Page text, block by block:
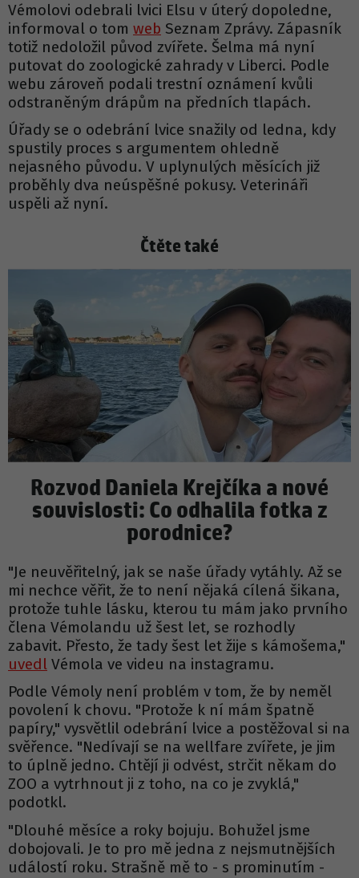
Vémolovi odebrali lvici Elsu v úterý dopoledne,
informoval o tom web Seznam Zprávy. Zápasník
totiž nedoložil původ zvířete. Šelma má nyní
putovat do zoologické zahrady v Liberci. Podle
webu zároveň podali trestní oznámení kvůli
odstraněným drápům na předních tlapách.
Úřady se o odebrání lvice snažily od ledna, kdy
spustily proces s argumentem ohledně
nejasného původu. V uplynulých měsících již
proběhly dva neúspěšné pokusy. Veterináři
uspěli až nyní.
Čtěte také
Rozvod Daniela Krejčíka a nové
souvislosti: Co odhalila fotka z
porodnice?
"Je neuvěřitelný, jak se naše úřady vytáhly. Až se
mi nechce věřit, že to není nějaká cílená šikana,
protože tuhle lásku, kterou tu mám jako prvního
člena Vémolandu už šest let, se rozhodly
zabavit. Přesto, že tady šest let žije s kámošema,"
uvedl Vémola ve videu na instagramu.
Podle Vémoly není problém v tom, že by neměl
povolení k chovu. "Protože k ní mám špatně
papíry," vysvětlil odebrání lvice a postěžoval si na
svěřence. "Nedívají se na wellfare zvířete, je jim
to úplně jedno. Chtějí ji odvést, strčit někam do
ZOO a vytrhnout ji z toho, na co je zvyklá,"
podotkl.
"Dlouhé měsíce a roky bojuju. Bohužel jsme
dobojovali. Je to pro mě jedna z nejsmutnějších
událostí roku. Strašně mě to - s prominutím -